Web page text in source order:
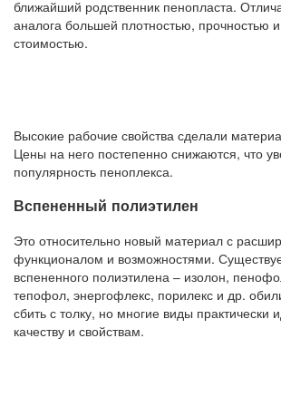
ближайший родственник пенопласта.
аналога большей плотностью, прочностью
стоимостью.
Высокие рабочие свойства сделали
Цены на него постепенно снижаются, что
популярность пеноплекса.
Вспененный полиэтилен
Это относительно новый материал с
функционалом и возможностями.
вспененного полиэтилена – изолон,
тепофол, энергофлекс, порилекс и др.
сбить с толку, но многие виды практически
качеству и свойствам.